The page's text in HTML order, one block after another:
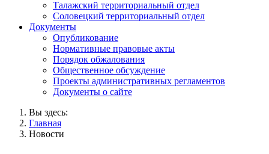
Талажский территориальный отдел
Соловецкий территориальный отдел
Документы
Опубликование
Нормативные правовые акты
Порядок обжалования
Общественное обсуждение
Проекты административных регламентов
Документы о сайте
Вы здесь:
Главная
Новости